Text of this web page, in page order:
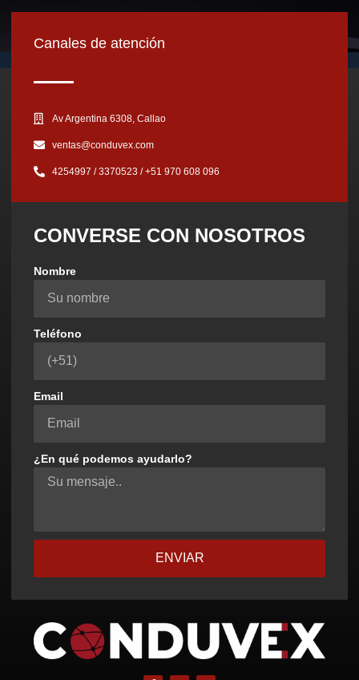
Canales de atención
Av Argentina 6308, Callao
ventas@conduvex.com
4254997 / 3370523 / ‪+51 970 608 096‬
CONVERSE CON NOSOTROS
Nombre
Teléfono
Email
¿En qué podemos ayudarlo?
ENVIAR